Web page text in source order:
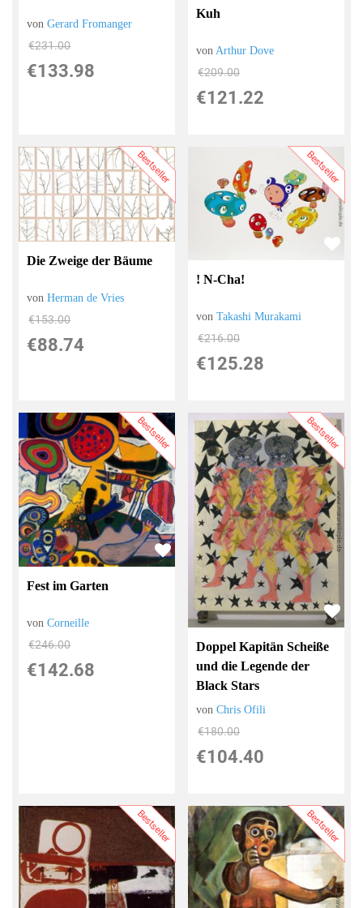
vonGerard Fromanger
€231.00
€133.98
Kuh
vonArthur Dove
€209.00
€121.22
Bestseller
Die Zweige der Bäume
vonHerman de Vries
€153.00
€88.74
Bestseller
! N-Cha!
vonTakashi Murakami
€216.00
€125.28
Bestseller
Fest im Garten
vonCorneille
€246.00
€142.68
Bestseller
Doppel Kapitän Scheiße
und die Legende der
Black Stars
vonChris Ofili
€180.00
€104.40
Bestseller Bestseller